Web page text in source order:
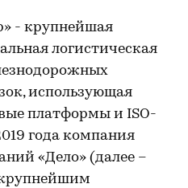
- крупнейшая
логистическая
использующая
платформы и ISO-
года компания
«Дело» (далее –
крупнейшим